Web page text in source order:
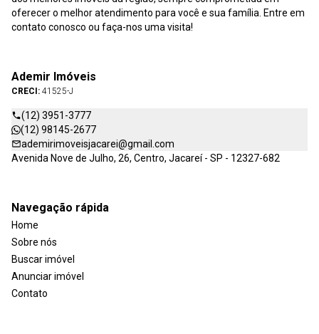
oferecer o melhor atendimento para você e sua família. Entre em
contato conosco ou faça-nos uma visita!
Ademir Imóveis
CRECI: 41525-J
(12) 3951-3777
(12) 98145-2677
ademirimoveisjacarei@gmail.com
Avenida Nove de Julho, 26, Centro, Jacareí - SP - 12327-682
Navegação rápida
Home
Sobre nós
Buscar imóvel
Anunciar imóvel
Contato